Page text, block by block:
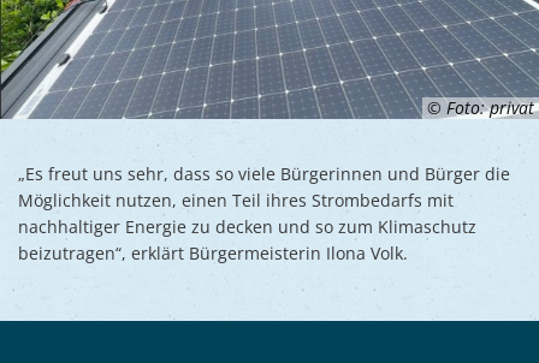
© Foto: privat
„Es freut uns sehr, dass so viele Bürgerinnen und Bürger die
Möglichkeit nutzen, einen Teil ihres Strombedarfs mit
nachhaltiger Energie zu decken und so zum Klimaschutz
beizutragen“, erklärt Bürgermeisterin Ilona Volk.